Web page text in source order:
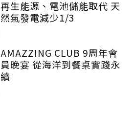
再生能源、電池儲能取代 天
然氣發電減少1/3
AMAZZING CLUB 9周年會
員晚宴 從海洋到餐桌實踐永
續